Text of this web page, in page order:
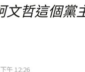
文哲這個黨
午 12:26